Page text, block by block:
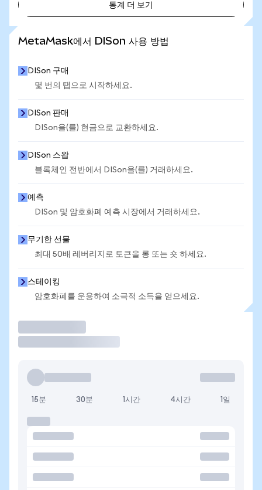
통계 더 보기
MetaMask에서 DISon 사용 방법
DISon 구매
몇 번의 탭으로 시작하세요.
DISon 판매
DISon을(를) 현금으로 교환하세요.
DISon 스왑
블록체인 전반에서 DISon을(를) 거래하세요.
예측
DISon 및 암호화폐 예측 시장에서 거래하세요.
무기한 선물
최대 50배 레버리지로 토큰을 롱 또는 숏 하세요.
스테이킹
암호화폐를 운용하여 소극적 소득을 얻으세요.
15분 30분 1시간 4시간 1일